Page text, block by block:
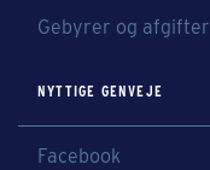
Gebyrer og afgifter
NYTTIGE GENVEJE
Facebook